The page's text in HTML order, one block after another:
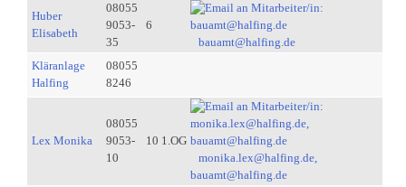
Huber
Elisabeth
08055
9053-
35
6
bauamt@halfing.de
Kläranlage
Halfing
08055
8246
Lex Monika
08055
9053-
10
10 1.OG
monika.lex@halfing.de,
bauamt@halfing.de